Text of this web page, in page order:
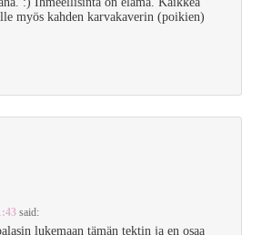
myös kahden karvakaverin (poikien)
said:
lukemaan tämän tektin ja en osaa